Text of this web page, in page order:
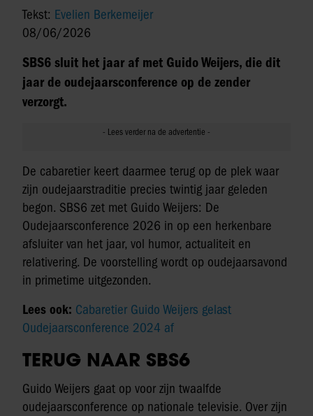
Tekst: Evelien Berkemeijer
08/06/2026
SBS6 sluit het jaar af met Guido Weijers, die dit
jaar de oudejaarsconference op de zender
verzorgt.
De cabaretier keert daarmee terug op de plek waar
zijn oudejaarstraditie precies twintig jaar geleden
begon. SBS6 zet met Guido Weijers: De
Oudejaarsconference 2026 in op een herkenbare
afsluiter van het jaar, vol humor, actualiteit en
relativering. De voorstelling wordt op oudejaarsavond
in primetime uitgezonden.
Lees ook: Cabaretier Guido Weijers gelast
Oudejaarsconference 2024 af
TERUG NAAR SBS6
Guido Weijers gaat op voor zijn twaalfde
oudejaarsconference op nationale televisie. Over zijn